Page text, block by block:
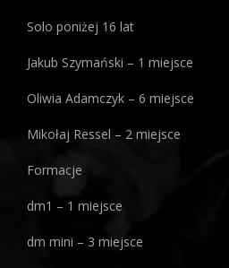
Solo poniżej 16 lat
Jakub Szymański – 1 miejsce
Oliwia Adamczyk – 6 miejsce
Mikołaj Ressel – 2 miejsce
Formacje
dm1 – 1 miejsce
dm mini – 3 miejsce